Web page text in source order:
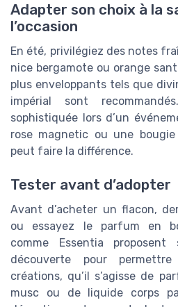
Adapter son choix à la
l’occasion
En été, privilégiez des notes
nice bergamote ou orange
plus enveloppants tels que
impérial sont
sophistiquée lors d’un
rose magnetic ou une
peut faire la différence.
Tester avant d’adopter
Avant d’acheter un flacon,
ou essayez le parfum en
comme Essentia
découverte pour
créations, qu’il s’agisse de
musc ou de liquide corps